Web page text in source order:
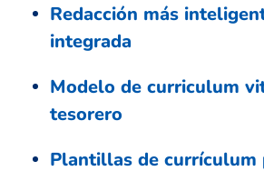
Redacción más
integrada
Modelo de curriculum
tesorero
Plantillas de currículum